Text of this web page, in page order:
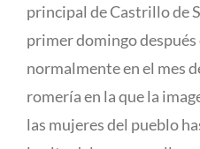
principal de Castrillo de
primer domingo después
normalmente en el mes
romería en la que la
las mujeres del pueblo